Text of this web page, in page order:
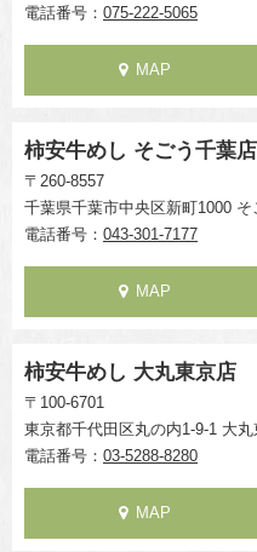
電話番号： 075-222-5065
MAP
柿安牛めし そごう千葉店
〒260-8557
千葉県千葉市中央区新町1000
電話番号： 043-301-7177
MAP
柿安牛めし 大丸東京店
〒100-6701
東京都千代田区丸の内1-9-1 大
電話番号： 03-5288-8280
MAP